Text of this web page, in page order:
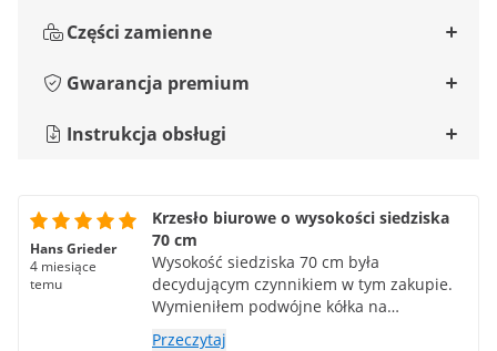
Części zamienne
Gwarancja premium
Instrukcja obsługi
Hans Grieder
4 miesiące
temu
Krzesło biurowe o wysokości siedziska
70 cm
Wysokość siedziska 70 cm była
decydującym czynnikiem w tym zakupie.
Wymieniłem podwójne kółka na
pojedyncze. Kupiłem je w Temu za
Przeczytaj